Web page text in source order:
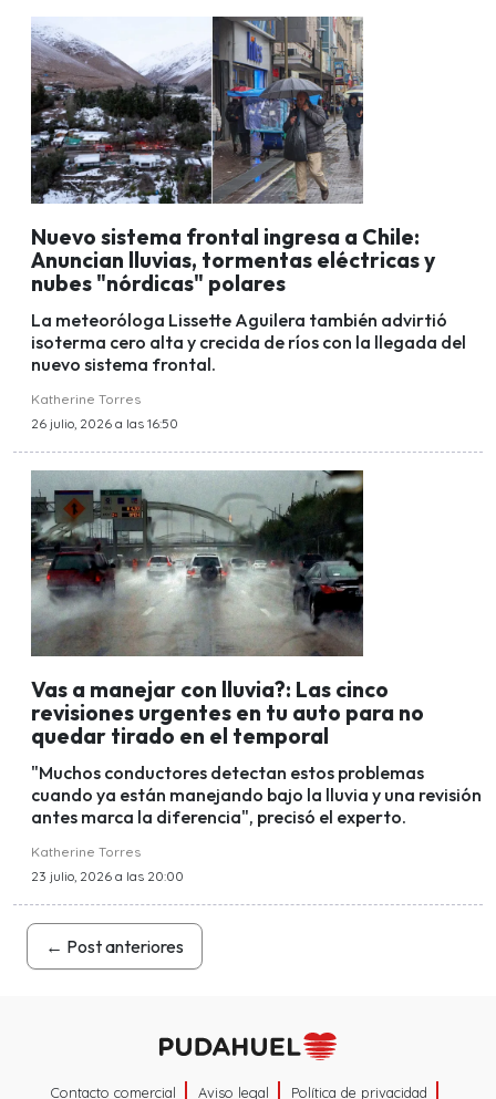
Nuevo sistema frontal ingresa a Chile:
Anuncian lluvias, tormentas eléctricas y
nubes "nórdicas" polares
La meteoróloga Lissette Aguilera también advirtió
isoterma cero alta y crecida de ríos con la llegada del
nuevo sistema frontal.
Katherine Torres
26 julio, 2026 a las 16:50
Vas a manejar con lluvia?: Las cinco
revisiones urgentes en tu auto para no
quedar tirado en el temporal
"Muchos conductores detectan estos problemas
cuando ya están manejando bajo la lluvia y una revisión
antes marca la diferencia", precisó el experto.
Katherine Torres
23 julio, 2026 a las 20:00
← Post anteriores
Contacto comercial Aviso legal Política de privacidad